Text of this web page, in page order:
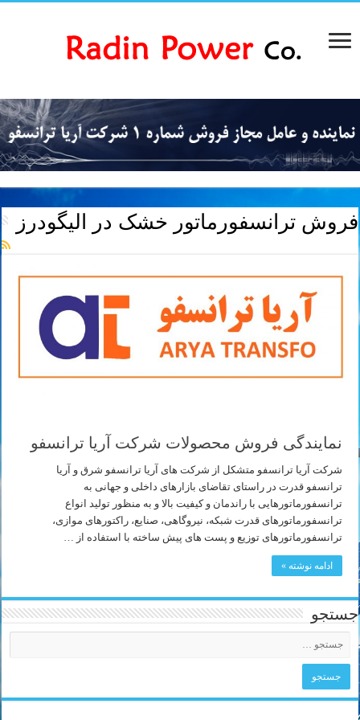
فروش ترانسفورماتور خشک در الیگودرز
نمایندگی فروش محصولات شرکت آریا ترانسفو
شرکت آریا ترانسفو متشکل از شرکت های آریا ترانسفو شرق و آریا
ترانسفو قدرت در راستای تقاضای بازارهای داخلی و جهانی به
ترانسفورماتورهایی با راندمان و کیفیت بالا و به منظور تولید انواع
ترانسفورماتورهای قدرت شبکه، نیروگاهی، صنایع، راکتورهای موازی،
ترانسفورماتورهای توزیع و پست های پیش ساخته با استفاده از …
ادامه نوشته »
جستجو